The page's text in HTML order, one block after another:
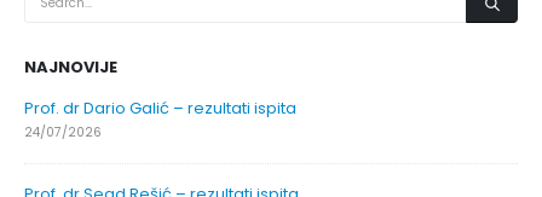
NAJNOVIJE
Obavještenje za javnost 30.07.2026. godine
30/07/2026